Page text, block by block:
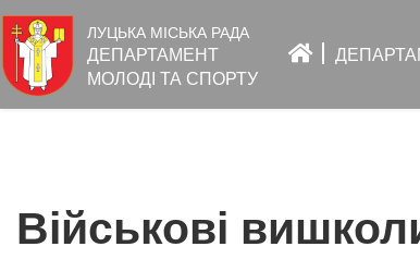
основного
вмісту
ЛУЦЬКА МІСЬКА РАДА
ДЕПАРТАМЕНТ
МОЛОДІ ТА СПОРТУ
Військові